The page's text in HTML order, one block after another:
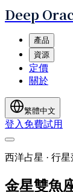
Deep
產品
資源
定價
關於
繁體中文
登入 免費試用
西洋占星 · 行星
金星雙魚